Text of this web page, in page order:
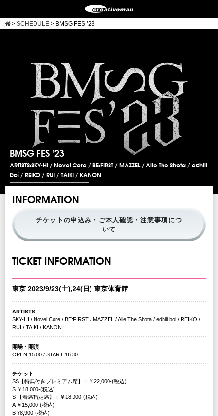
> SCHEDULE > BMSG FES ’23
BMSG FES ’23
ARTISTS:SKY-HI / Novel Core / BE:FIRST / MAZZEL / Aile The Shota / edhiii
boi / REIKO / RUI / TAIKI / KANON
INFORMATION
チケットの申込み・ご本人確認・注意事項につ
いて
TICKET INFORMATION
東京 2023/9/23(土),24(日) 東京体育館
ARTISTS
SKY-HI / Novel Core / BE:FIRST / MAZZEL / Aile The Shota / edhiii boi / REIKO /
RUI / TAIKI / KANON
開場・開演
OPEN 15:00 / START 16:30
チケット
SS【特典付きプレミアム席】：￥22,000-(税込)
S ￥18,000-(税込)
S 【着席指定席】：￥18,000-(税込)
A ￥15,000-(税込)
B ¥8,900-(税込)